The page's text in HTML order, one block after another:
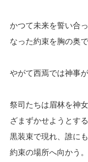
かつて未来を誓い合
なった約束を胸の奥
やがて西焉では神事
祭司たちは眉林を神
ざまずかせようとす
黒装束で現れ、誰に
約束の場所へ向かう。